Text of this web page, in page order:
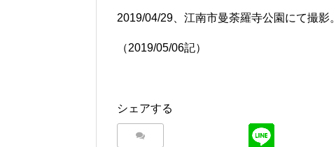
2019/04/29、江南市曼荼羅寺公園にて撮影。
（2019/05/06記）
シェアする